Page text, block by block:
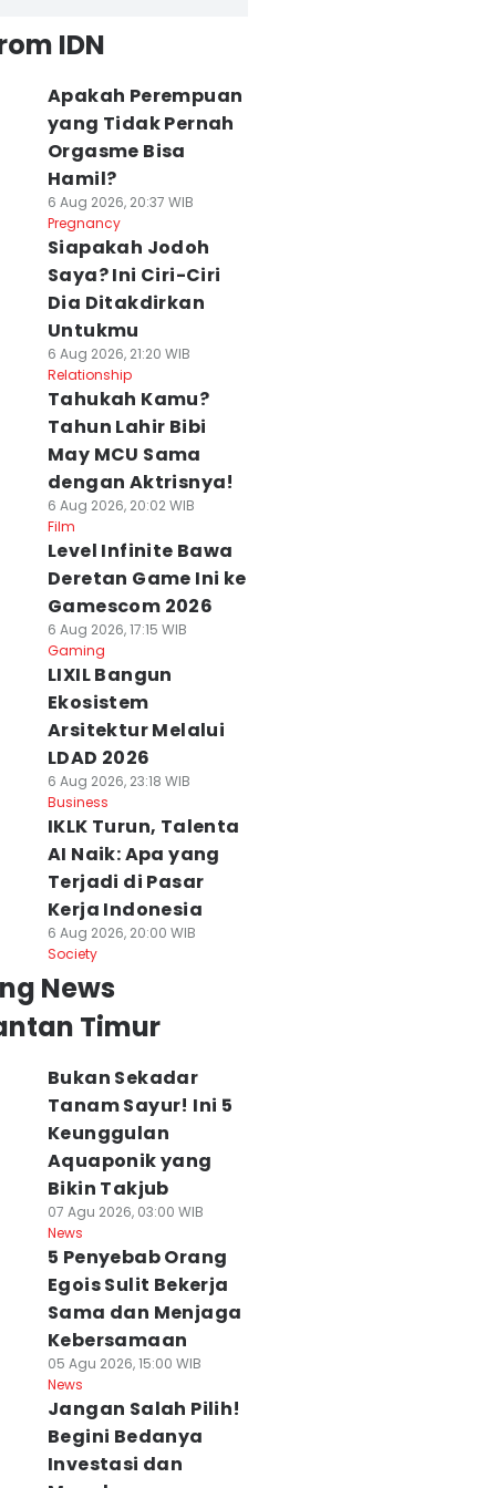
IDN
Apakah Perempuan
yang Tidak Pernah
Orgasme Bisa
Hamil?
6 Aug 2026, 20:37 WIB
Pregnancy
Siapakah Jodoh
Saya? Ini Ciri-Ciri
Dia Ditakdirkan
Untukmu
6 Aug 2026, 21:20 WIB
Relationship
Tahukah Kamu?
Tahun Lahir Bibi
May MCU Sama
dengan Aktrisnya!
6 Aug 2026, 20:02 WIB
Film
Level Infinite Bawa
Deretan Game Ini ke
Gamescom 2026
6 Aug 2026, 17:15 WIB
Gaming
LIXIL Bangun
Ekosistem
Arsitektur Melalui
LDAD 2026
6 Aug 2026, 23:18 WIB
Business
IKLK Turun, Talenta
AI Naik: Apa yang
Terjadi di Pasar
Kerja Indonesia
6 Aug 2026, 20:00 WIB
Society
News
Timur
Bukan Sekadar
Tanam Sayur! Ini 5
Keunggulan
Aquaponik yang
Bikin Takjub
07 Agu 2026, 03:00 WIB
News
5 Penyebab Orang
Egois Sulit Bekerja
Sama dan Menjaga
Kebersamaan
05 Agu 2026, 15:00 WIB
News
Jangan Salah Pilih!
Begini Bedanya
Investasi dan